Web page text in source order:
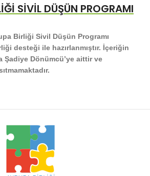
SİVİL DÜŞÜN PROGRAMI
Birliği Sivil Düşün Programı
desteği ile hazırlanmıştır. İçeriğin
Şadiye Dönümcü’ye aittir ve